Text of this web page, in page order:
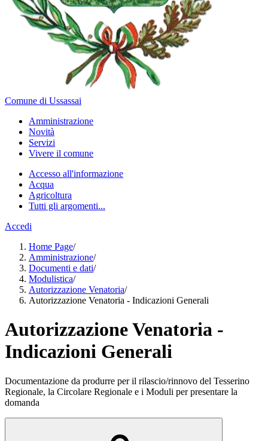
Comune di Ussassai
Amministrazione
Novità
Servizi
Vivere il comune
Accesso all'informazione
Acqua
Agricoltura
Tutti gli argomenti...
Accedi
Home Page/
Amministrazione/
Documenti e dati/
Modulistica/
Autorizzazione Venatoria/
Autorizzazione Venatoria - Indicazioni Generali
Autorizzazione Venatoria -
Indicazioni Generali
Documentazione da produrre per il rilascio/rinnovo del Tesserino
Regionale, la Circolare Regionale e i Moduli per presentare la
domanda